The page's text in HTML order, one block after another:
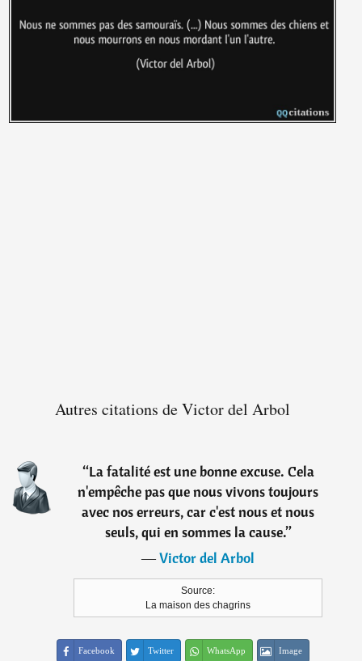
Autres citations de Victor del Arbol
“La fatalité est une bonne excuse. Cela
n'empêche pas que nous vivons toujours
avec nos erreurs, car c'est nous et nous
seuls, qui en sommes la cause.”
―Victor del Arbol
Source:
La maison des chagrins
Facebook Twitter WhatsApp Image